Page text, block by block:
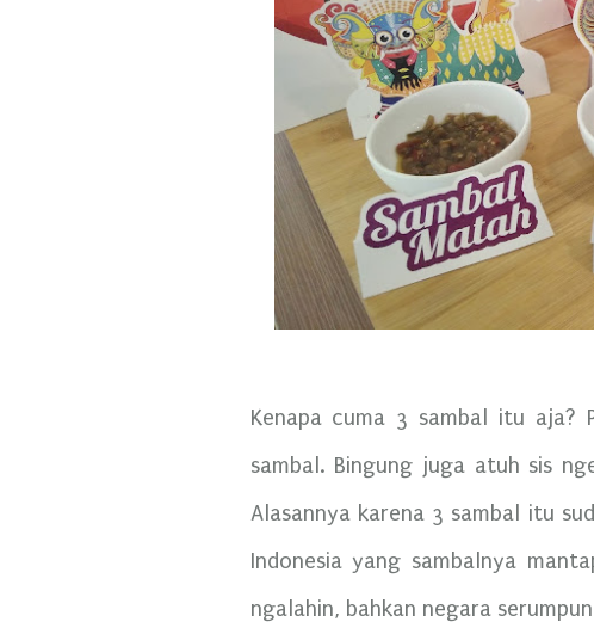
Kenapa cuma 3 sambal itu aja?
sambal. Bingung juga atuh sis
Alasannya karena 3 sambal itu
Indonesia yang sambalnya
ngalahin, bahkan negara